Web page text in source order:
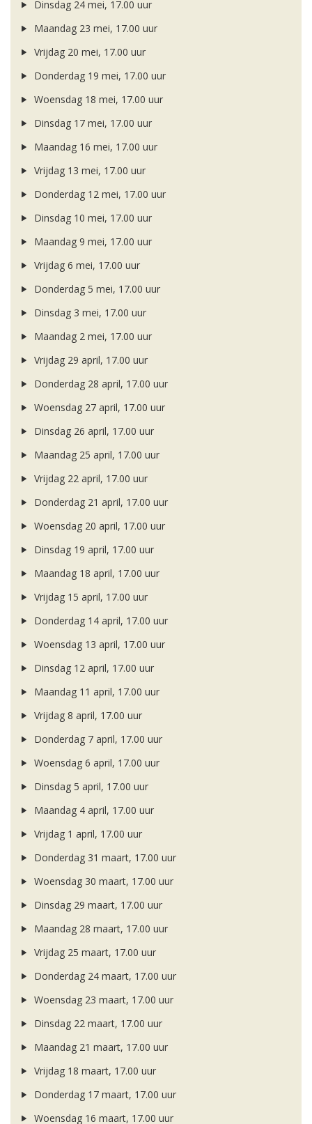
Dinsdag 24 mei, 17.00 uur
Maandag 23 mei, 17.00 uur
Vrijdag 20 mei, 17.00 uur
Donderdag 19 mei, 17.00 uur
Woensdag 18 mei, 17.00 uur
Dinsdag 17 mei, 17.00 uur
Maandag 16 mei, 17.00 uur
Vrijdag 13 mei, 17.00 uur
Donderdag 12 mei, 17.00 uur
Dinsdag 10 mei, 17.00 uur
Maandag 9 mei, 17.00 uur
Vrijdag 6 mei, 17.00 uur
Donderdag 5 mei, 17.00 uur
Dinsdag 3 mei, 17.00 uur
Maandag 2 mei, 17.00 uur
Vrijdag 29 april, 17.00 uur
Donderdag 28 april, 17.00 uur
Woensdag 27 april, 17.00 uur
Dinsdag 26 april, 17.00 uur
Maandag 25 april, 17.00 uur
Vrijdag 22 april, 17.00 uur
Donderdag 21 april, 17.00 uur
Woensdag 20 april, 17.00 uur
Dinsdag 19 april, 17.00 uur
Maandag 18 april, 17.00 uur
Vrijdag 15 april, 17.00 uur
Donderdag 14 april, 17.00 uur
Woensdag 13 april, 17.00 uur
Dinsdag 12 april, 17.00 uur
Maandag 11 april, 17.00 uur
Vrijdag 8 april, 17.00 uur
Donderdag 7 april, 17.00 uur
Woensdag 6 april, 17.00 uur
Dinsdag 5 april, 17.00 uur
Maandag 4 april, 17.00 uur
Vrijdag 1 april, 17.00 uur
Donderdag 31 maart, 17.00 uur
Woensdag 30 maart, 17.00 uur
Dinsdag 29 maart, 17.00 uur
Maandag 28 maart, 17.00 uur
Vrijdag 25 maart, 17.00 uur
Donderdag 24 maart, 17.00 uur
Woensdag 23 maart, 17.00 uur
Dinsdag 22 maart, 17.00 uur
Maandag 21 maart, 17.00 uur
Vrijdag 18 maart, 17.00 uur
Donderdag 17 maart, 17.00 uur
Woensdag 16 maart, 17.00 uur